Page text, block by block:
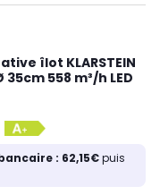
îlot KLARSTEIN
558 m³/h LED
: 62,15€puis